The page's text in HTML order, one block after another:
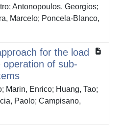
Antonopoulos, Georgios;
Marcelo; Poncela-Blanco,
for the load
of sub-
Marin, Enrico; Huang, Tao;
Paolo; Campisano,